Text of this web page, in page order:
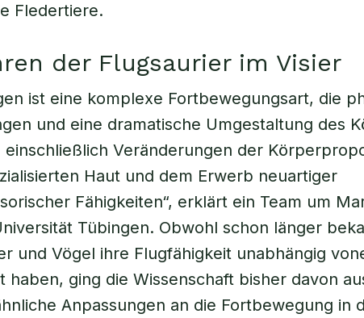
Fledertiere.
der Flugsaurier im Visier
ist eine komplexe Fortbewegungsart, die
und eine dramatische Umgestaltung des
Veränderungen der
Haut und dem Erwerb neuartiger
Fähigkeiten“, erklärt ein Team um
Tübingen. Obwohl schon länger
und Vögel ihre Flugfähigkeit unabhängig
haben, ging die Wissenschaft bisher davon
Anpassungen an die Fortbewegung in